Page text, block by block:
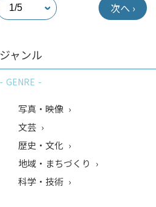
次へ ›
ジャンル
GENRE
写真・映像
文芸
歴史・文化
地域・まちづくり
科学・技術